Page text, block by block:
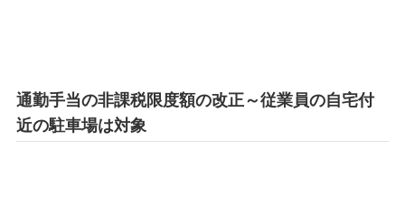
通勤手当の非課税限度額の改正～従業員の自宅付
近の駐車場は対象